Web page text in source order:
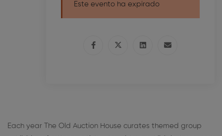
Este evento ha expirado
Each year The Old Auction House curates themed group